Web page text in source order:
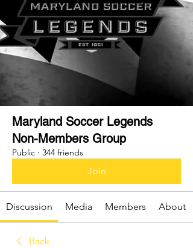
Maryland Soccer Legends
Non-Members Group
Public · 344 friends
Join
Discussion Media Members About
Back